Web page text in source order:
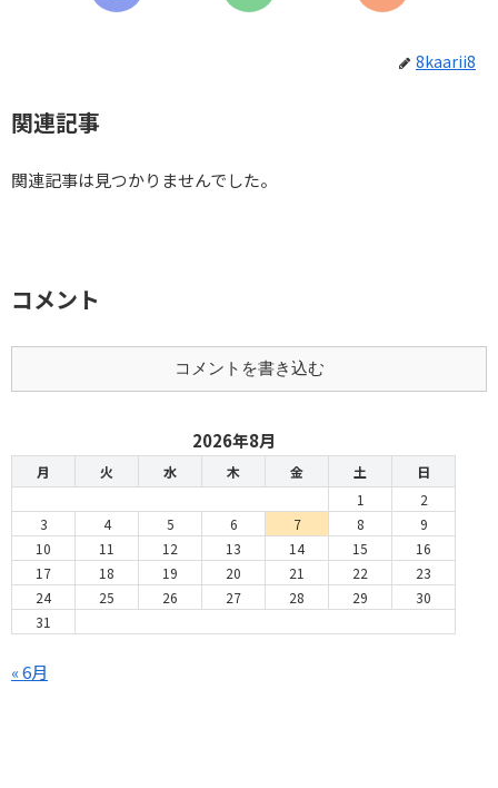
8kaarii8
関連記事
関連記事は見つかりませんでした。
コメント
コメントを書き込む
2026年8月
月 火 水 木 金 土
日
1
2
3
4 5 6 7 8
9
10
11 12 13 14 15
16
17
18 19 20 21 22
23
24
25 26 27 28 29
30
31
« 6月